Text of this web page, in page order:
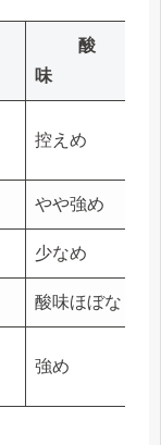
酸
味
控えめ
やや強め
少なめ
酸味ほぼなし
強め